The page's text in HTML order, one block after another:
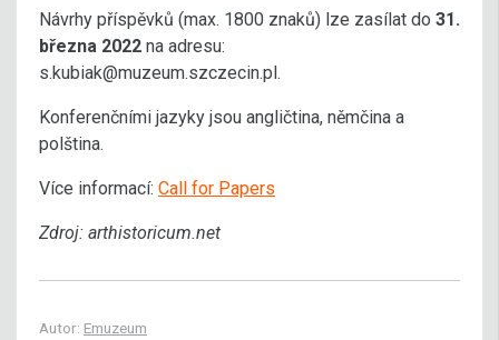
Návrhy příspěvků (max. 1800 znaků) lze zasílat do 31.
března 2022 na adresu:
s.kubiak@muzeum.szczecin.pl.
Konferenčními jazyky jsou angličtina, němčina a
polština.
Více informací: Call for Papers
Zdroj: arthistoricum.net
Autor: Emuzeum